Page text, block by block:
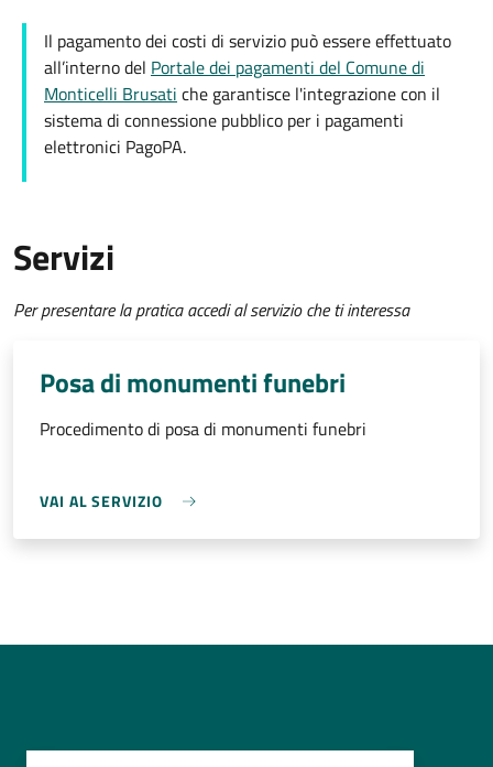
Il pagamento dei costi di servizio può essere effettuato
all’interno del Portale dei pagamenti del Comune di
Monticelli Brusati che garantisce l'integrazione con il
sistema di connessione pubblico per i pagamenti
elettronici PagoPA.
Servizi
Per presentare la pratica accedi al servizio che ti interessa
Posa di monumenti funebri
Procedimento di posa di monumenti funebri
VAI AL SERVIZIO